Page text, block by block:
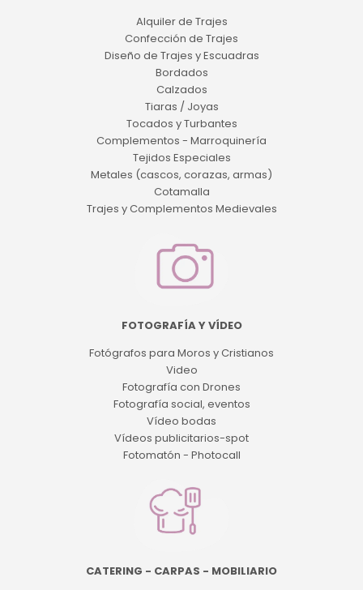
Alquiler de Trajes
Confección de Trajes
Diseño de Trajes y Escuadras
Bordados
Calzados
Tiaras / Joyas
Tocados y Turbantes
Complementos - Marroquinería
Tejidos Especiales
Metales (cascos, corazas, armas)
Cotamalla
Trajes y Complementos Medievales
FOTOGRAFÍA Y VÍDEO
Fotógrafos para Moros y Cristianos
Video
Fotografía con Drones
Fotografía social, eventos
Vídeo bodas
Vídeos publicitarios-spot
Fotomatón - Photocall
CATERING - CARPAS - MOBILIARIO